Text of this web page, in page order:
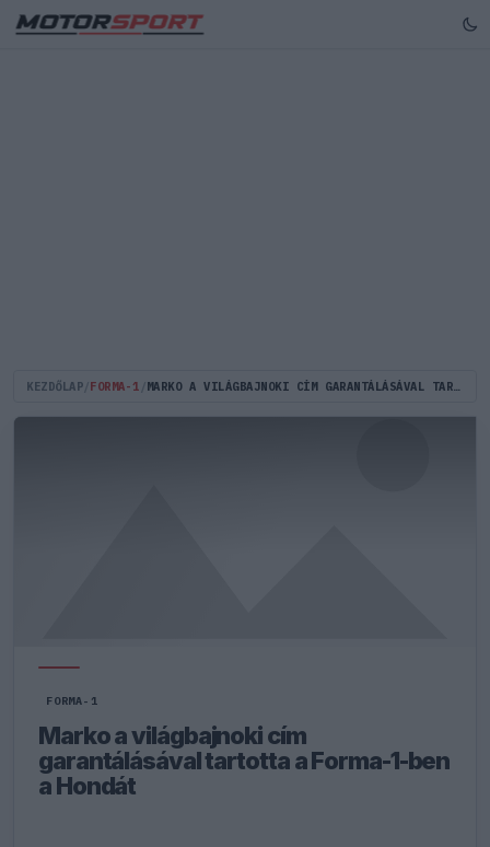
KEZDŐLAP FORMA-1 MARKO A VILÁGBAJNOKI CÍM GARANTÁLÁSÁVAL TARTOTTA A FORMA-1-BEN A HONDÁT
FORMA-1
Marko a világbajnoki cím
garantálásával tartotta a Forma-1-ben
a Hondát